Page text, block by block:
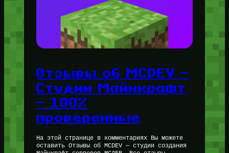
Отзывы об MCDEV —
Студии Майнкрафт
— 100%
проверенные
На этой странице в комментариях Вы можете
оставить Отзывы об MCDEV — студии создания